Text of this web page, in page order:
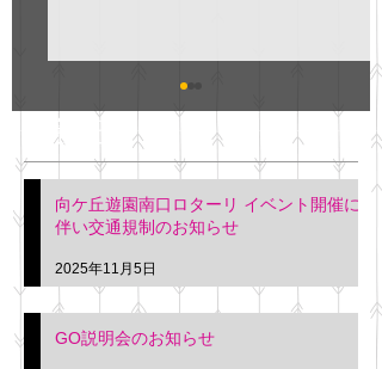
明日(11月6日)午後3時～5
階会議室にてGOの説明会
を行います。 神奈川個人
タクシー協同組合 専務 佐
久間
最新記事
向ケ丘遊園南口ロターリ イベント開催に
伴い交通規制のお知らせ
2025年11月5日
GO説明会のお知らせ